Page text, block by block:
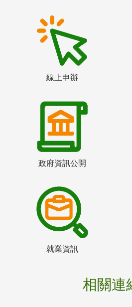
線上申辦
政府資訊公開
就業資訊
相關連